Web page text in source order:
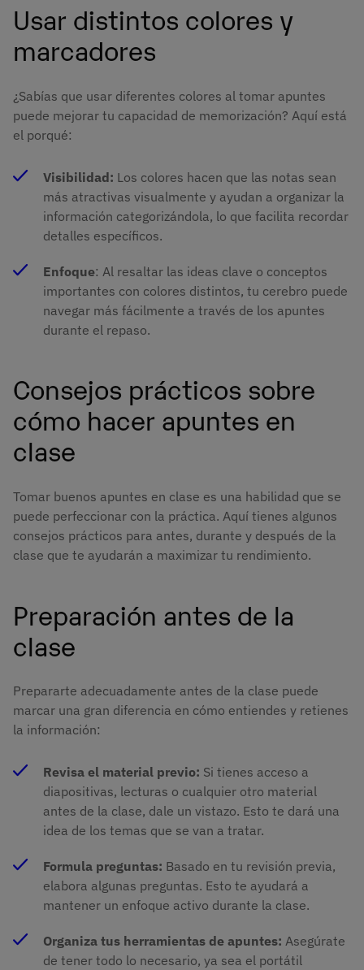
Usar distintos colores y
marcadores
¿Sabías que usar diferentes colores al tomar apuntes
puede mejorar tu capacidad de memorización? Aquí está
el porqué:
Visibilidad: Los colores hacen que las notas sean
más atractivas visualmente y ayudan a organizar la
información categorizándola, lo que facilita recordar
detalles específicos.
Enfoque: Al resaltar las ideas clave o conceptos
importantes con colores distintos, tu cerebro puede
navegar más fácilmente a través de los apuntes
durante el repaso.
Consejos prácticos sobre
cómo hacer apuntes en
clase
Tomar buenos apuntes en clase es una habilidad que se
puede perfeccionar con la práctica. Aquí tienes algunos
consejos prácticos para antes, durante y después de la
clase que te ayudarán a maximizar tu rendimiento.
Preparación antes de la
clase
Prepararte adecuadamente antes de la clase puede
marcar una gran diferencia en cómo entiendes y retienes
la información:
Revisa el material previo: Si tienes acceso a
diapositivas, lecturas o cualquier otro material
antes de la clase, dale un vistazo. Esto te dará una
idea de los temas que se van a tratar.
Formula preguntas: Basado en tu revisión previa,
elabora algunas preguntas. Esto te ayudará a
mantener un enfoque activo durante la clase.
Organiza tus herramientas de apuntes: Asegúrate
de tener todo lo necesario, ya sea el portátil